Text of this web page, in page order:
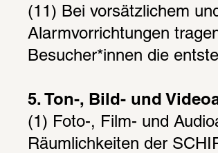
(11) Bei vorsätzlichem
Alarmvorrichtungen
Besucher*innen die
5. Ton-, Bild- und
(1) Foto-, Film- und
Räumlichkeiten der